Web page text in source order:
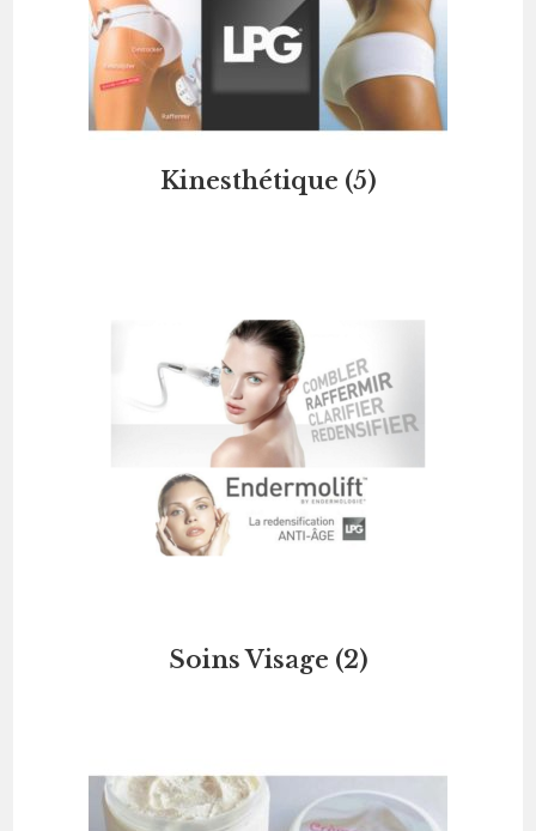
Kinesthétique (5)
Soins Visage (2)